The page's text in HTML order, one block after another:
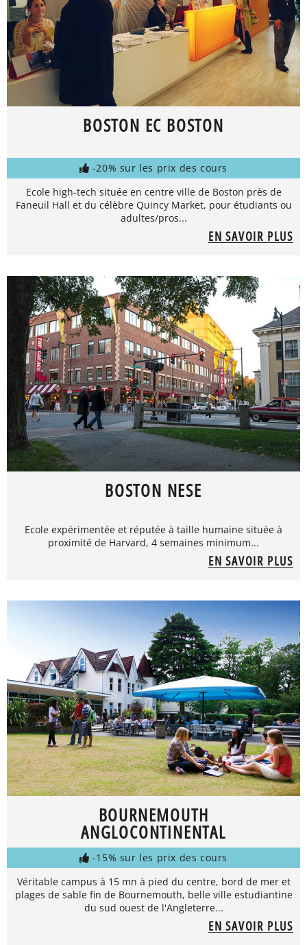
BOSTON EC BOSTON
-20% sur les prix des cours
Ecole high-tech située en centre ville de Boston près de
Faneuil Hall et du célèbre Quincy Market, pour étudiants ou
adultes/pros...
EN SAVOIR PLUS
BOSTON NESE
Ecole expérimentée et réputée à taille humaine située à
proximité de Harvard, 4 semaines minimum...
EN SAVOIR PLUS
BOURNEMOUTH
ANGLOCONTINENTAL
-15% sur les prix des cours
Véritable campus à 15 mn à pied du centre, bord de mer et
plages de sable fin de Bournemouth, belle ville estudiantine
du sud ouest de l'Angleterre...
EN SAVOIR PLUS